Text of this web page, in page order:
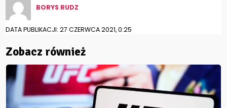
BORYS RUDZ
DATA PUBLIKACJI: 27 CZERWCA 2021, 0:25
Zobacz również